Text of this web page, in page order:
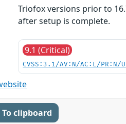
Triofox versions prior to
after setup is complete.
9.1 (Critical)
CVSS:3.1/AV:N/AC:L/
To clipboard